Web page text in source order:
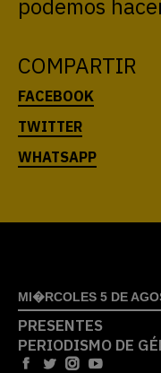
podemos
COMPARTIR
MI�RCOLES 5 DE
PRESENTES
PERIODISMO DE